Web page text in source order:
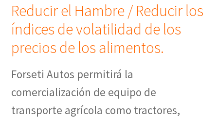
Reducir el Hambre / Reducir los
índices de volatilidad de los
precios de los alimentos.
Forseti Autos permitirá la
comercialización de equipo de
transporte agrícola como tractores,